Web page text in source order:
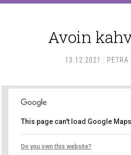
Avoin
13.12.2021 : PETRA
Lounais-Suomen – SYLI ry
Maariankatu 8 D 104 - Turku
This page can't load Google
Do you own this website?